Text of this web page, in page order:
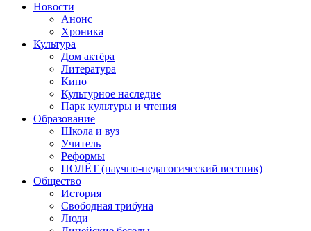
Новости
Анонс
Хроника
Культура
Дом актёра
Литература
Кино
Культурное наследие
Парк культуры и чтения
Образование
Школа и вуз
Учитель
Реформы
ПОЛЁТ (научно-педагогический вестник)
Общество
История
Свободная трибуна
Люди